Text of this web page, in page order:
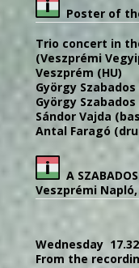
Poster of
Trio concert in
(Veszprémi
Veszprém (HU)
György
György
Sándor Vajda
Antal Faragó
A
Veszprémi Napló,
Wednesday
From the